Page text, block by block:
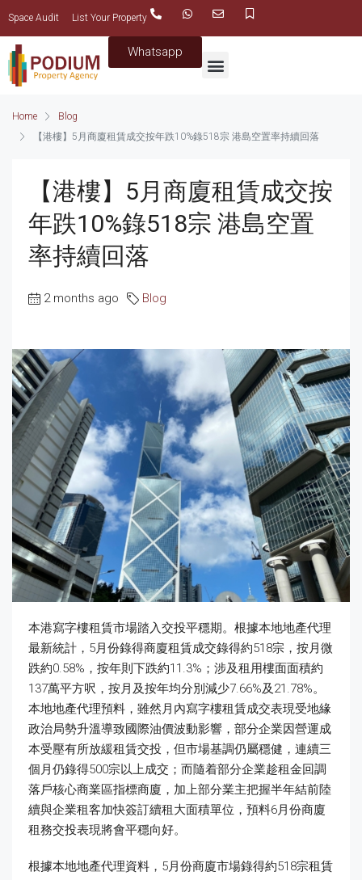
Space Audit List Your Property
Whatsapp
Home
Blog
【港樓】5月商廈租賃成交按年跌10%錄518宗 港島空置率持續回落
【港樓】5月商廈租賃成交按
年跌10%錄518宗 港島空置
率持續回落
2 months ago Blog
本港寫字樓租賃市場踏入交投平穩期。根據本地地產代理
最新統計，5月份錄得商廈租賃成交錄得約518宗，按月微
跌約0.58%，按年則下跌約11.3%；涉及租用樓面面積約
137萬平方呎，按月及按年均分別減少7.66%及21.78%。
本地地產代理預料，雖然月內寫字樓租賃成交表現受地緣
政治局勢升溫導致國際油價波動影響，部分企業因營運成
本受壓有所放緩租賃交投，但市場基調仍屬穩健，連續三
個月仍錄得500宗以上成交；而隨着部分企業趁租金回調
落戶核心商業區指標商廈，加上部分業主把握半年結前陸
續與企業租客加快簽訂續租大面積單位，預料6月份商廈
租務交投表現將會平穩向好。
根據本地地產代理資料，5月份商廈市場錄得約518宗租賃